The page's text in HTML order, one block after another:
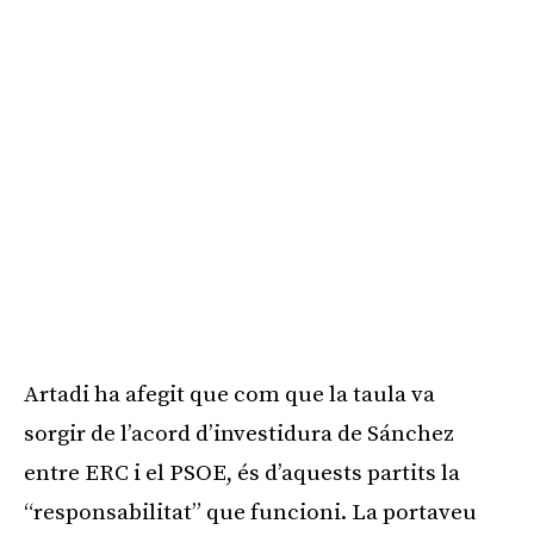
Artadi ha afegit que com que la taula va
sorgir de l’acord d’investidura de Sánchez
entre ERC i el PSOE, és d’aquests partits la
“responsabilitat” que funcioni. La portaveu